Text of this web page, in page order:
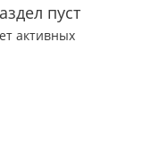
пуст
активных